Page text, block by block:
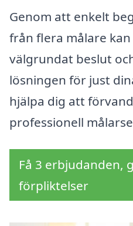
Genom att enkelt
från flera målare
välgrundat beslut
lösningen för just
hjälpa dig att
professionell
Få 3 erbjudanden,
förpliktelser